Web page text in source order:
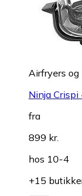
Airfryers og
Ninja
fra
899 kr.
hos 10-4
+15